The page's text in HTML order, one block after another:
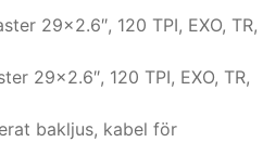
29×2.6″, 120 TPI, EXO, TR,
29×2.6″, 120 TPI, EXO, TR,
bakljus, kabel för